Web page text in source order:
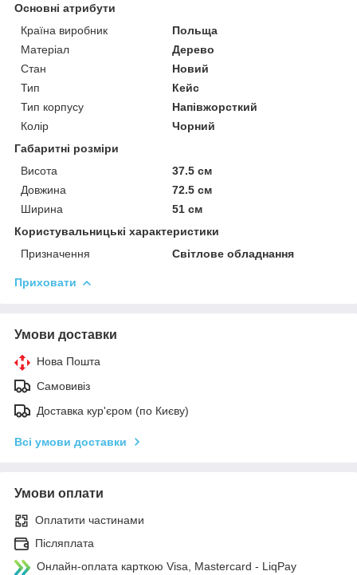
Основні атрибути
Країна виробник
Польща
Матеріал
Дерево
Стан
Новий
Тип
Кейс
Тип корпусу
Напівжорсткий
Колір
Чорний
Габаритні розміри
Висота
37.5 см
Довжина
72.5 см
Ширина
51 см
Користувальницькі характеристики
Призначення
Світлове обладнання
Приховати
Умови доставки
Нова Пошта
Самовивіз
Доставка кур'єром (по Києву)
Всі умови доставки
Умови оплати
Оплатити частинами
Післяплата
Онлайн-оплата карткою Visa, Mastercard - LiqPay